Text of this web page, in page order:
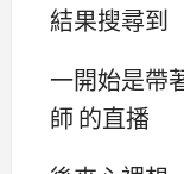
結果搜尋到
一開始是帶
師 的直播